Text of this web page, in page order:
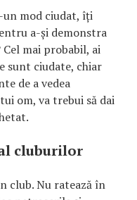
mod ciudat, îți
a-și demonstra
mai probabil, ai
sunt ciudate, chiar
de a vedea
om, va trebui să dai
cluburilor
club. Nu ratează în